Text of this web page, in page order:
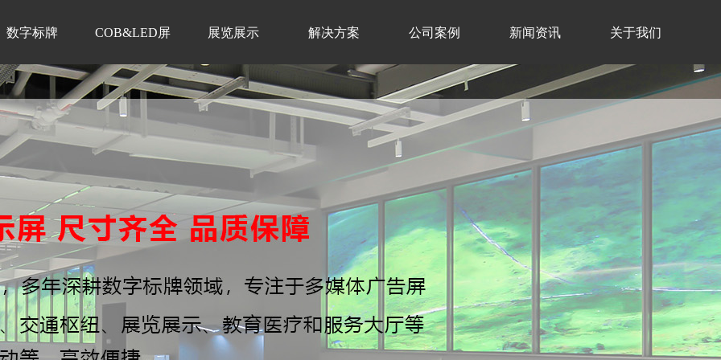
数字标牌 COB&LED屏 展览展示 解决方案 公司案例 新闻资讯 关于我们